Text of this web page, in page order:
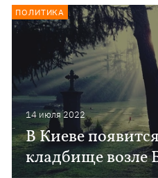
14 июля 2022
В Киеве
кладбище возле
ПОЛИТИКА